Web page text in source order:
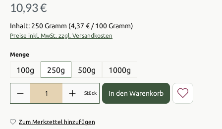
Regulärer Preis:
10,93 €
Inhalt: 250 Gramm (4,37 € / 100 Gramm)
Preise inkl. MwSt. zzgl. Versandkosten
Mengeauswählen
100g 250g 500g 1000g
Produkt Anzahl: Gib den gewünschten Wert ein oder benutze die
Stück In den Warenkorb
Zum Merkzettel hinzufügen